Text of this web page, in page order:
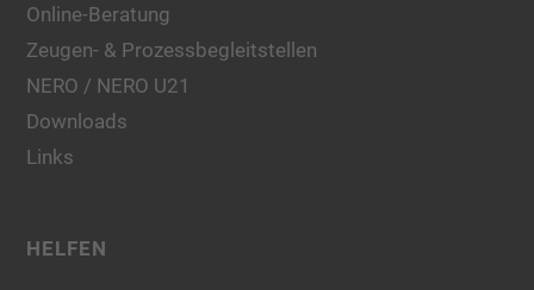
Online-Beratung
Zeugen- & Prozessbegleitstellen
NERO / NERO U21
Downloads
Links
HELFEN